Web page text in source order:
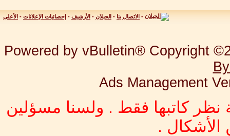
- الاتصال بنا - الجبلان - الأرشيف - إحصائيات الإعلانات - الأعلى
Powered by vBulletin® Copyright
Ads Management
نظر كاتبها فقط . ولسنا مسؤلين
.